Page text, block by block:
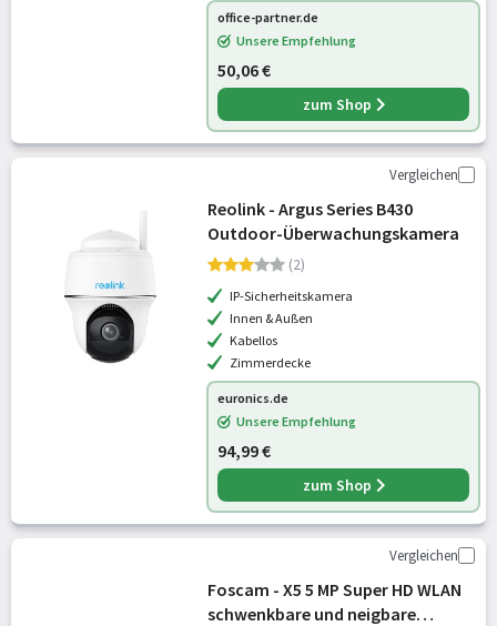
office-partner.de
Unsere Empfehlung
50,06 €
zum Shop
Vergleichen
Reolink - Argus Series B430
Outdoor-Überwachungskamera
(2)
IP-Sicherheitskamera
Innen & Außen
Kabellos
Zimmerdecke
euronics.de
Unsere Empfehlung
94,99 €
zum Shop
Vergleichen
Foscam - X5 5 MP Super HD WLAN
schwenkbare und neigbare